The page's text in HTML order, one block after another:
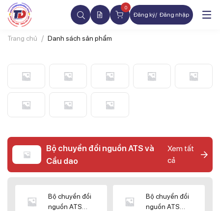
0
Đăng ký Đăng nhập
Trang chủ Danh sách sản phẩm
Bộ chuyển đổi nguồn ATS và
Cầu dao
Xem tất
cả
Bộ chuyển đổi
nguồn ATS
Bộ chuyển đổi
nguồn ATS